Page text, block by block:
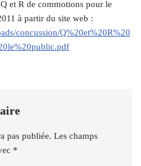
et R de commotions pour le
à partir du site web :
concussion/Q%20et%20R%20
pas publiée. Les champs
*